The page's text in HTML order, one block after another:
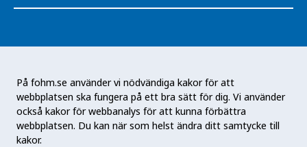
På fohm.se använder vi nödvändiga kakor för att
webbplatsen ska fungera på ett bra sätt för dig. Vi använder
också kakor för webbanalys för att kunna förbättra
webbplatsen. Du kan när som helst ändra ditt samtycke till
kakor.
Folkhälsomyndigheten är en nationell
kunskapsmyndighet som arbetar för en bättre
folkhälsa. Det gör myndigheten genom att